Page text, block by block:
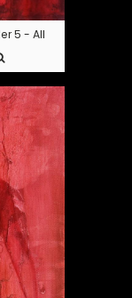
5 - All